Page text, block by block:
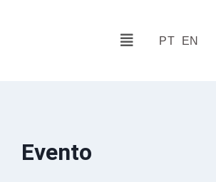
PT EN
Evento